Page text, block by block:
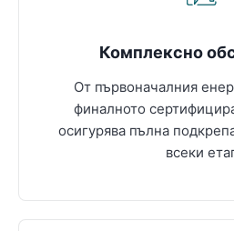
Комплексно
От първоначалния
финалното
осигурява пълна
всеки